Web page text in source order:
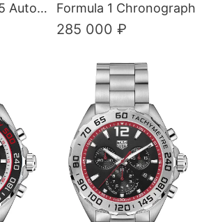
Carrera Calibre 5 Automatic Formula 1 Chronograph
285 000 ₽